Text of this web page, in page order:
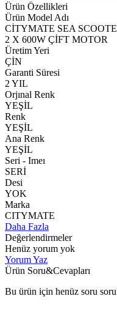
Ürün Özellikleri
Ürün Model Adı
CİTYMATE SEA
2 X 600W ÇİFT MOTOR
Üretim Yeri
ÇİN
Garanti Süresi
2 YIL
Orjınal Renk
YEŞİL
Renk
YEŞİL
Ana Renk
YEŞİL
Seri - Imeı
SERİ
Desi
YOK
Marka
CITYMATE
Daha Fazla
Değerlendirmeler
Henüz yorum yok
Yorum Yaz
Ürün Soru&Cevapları
Bu ürün için henüz soru